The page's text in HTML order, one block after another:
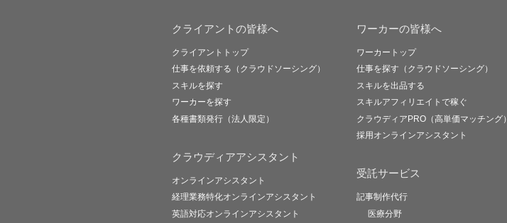
クライアントの皆様へ
クライアントトップ
仕事を依頼する（クラウドソーシング）
スキルを探す
ワーカーを探す
各種書類発行（法人限定）
クラウディアアシスタント
オンラインアシスタント
経理業務特化オンラインアシスタント
英語対応オンラインアシスタント
ワーカーの皆様へ
ワーカートップ
仕事を探す（クラウドソーシング）
スキルを出品する
スキルアフィリエイトで稼ぐ
クラウディアPRO（高単価マッチング）
採用オンラインアシスタント
受託サービス
記事制作代行
医療分野